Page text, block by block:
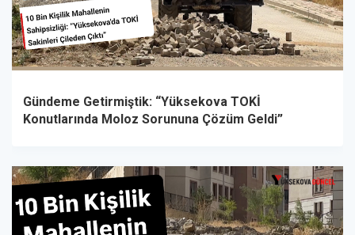
Gündeme Getirmiştik: “Yüksekova TOKİ
Konutlarında Moloz Sorununa Çözüm Geldi”